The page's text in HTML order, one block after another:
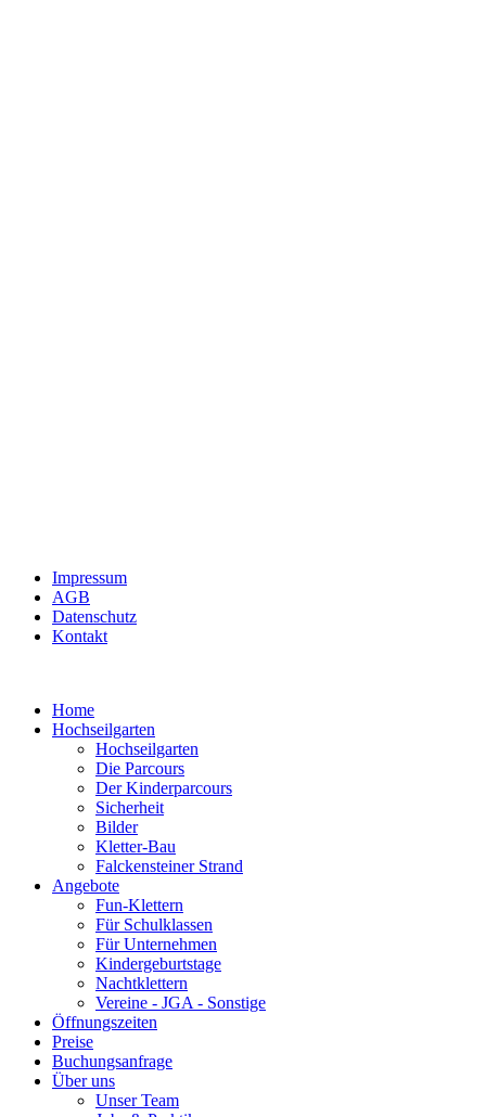
Impressum
AGB
Datenschutz
Kontakt
Home
Hochseilgarten
Hochseilgarten
Die Parcours
Der Kinderparcours
Sicherheit
Bilder
Kletter-Bau
Falckensteiner Strand
Angebote
Fun-Klettern
Für Schulklassen
Für Unternehmen
Kindergeburtstage
Nachtklettern
Vereine - JGA - Sonstige
Öffnungszeiten
Preise
Buchungsanfrage
Über uns
Unser Team